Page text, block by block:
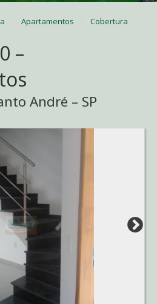
Apartamentos Cobertura
–
André – SP